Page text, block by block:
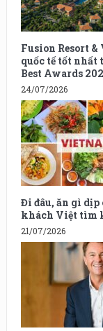
Fusion Resort
quốc tế tốt
Best Awards
24/07/2026
Đi đâu, ăn gì dịp
khách Việt tìm
21/07/2026